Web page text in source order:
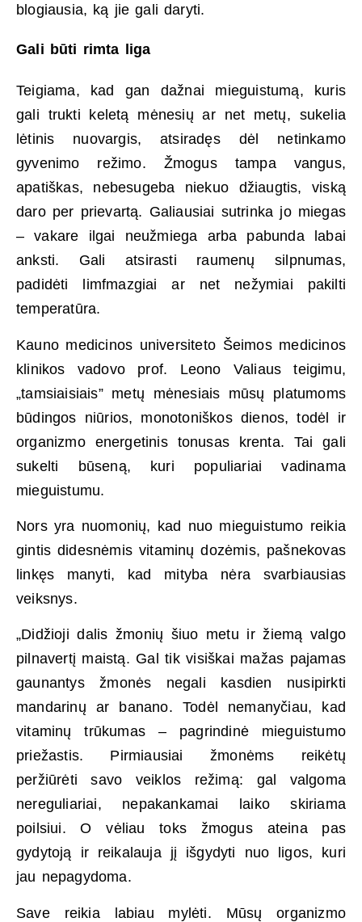
blogiausia, ką jie gali daryti.
Gali būti rimta liga
Teigiama, kad gan dažnai mieguistumą, kuris
gali trukti keletą mėnesių ar net metų, sukelia
lėtinis nuovargis, atsiradęs dėl netinkamo
gyvenimo režimo. Žmogus tampa vangus,
apatiškas, nebesugeba niekuo džiaugtis, viską
daro per prievartą. Galiausiai sutrinka jo miegas
– vakare ilgai neužmiega arba pabunda labai
anksti. Gali atsirasti raumenų silpnumas,
padidėti limfmazgiai ar net nežymiai pakilti
temperatūra.
Kauno medicinos universiteto Šeimos medicinos
klinikos vadovo prof. Leono Valiaus teigimu,
„tamsiaisiais” metų mėnesiais mūsų platumoms
būdingos niūrios, monotoniškos dienos, todėl ir
organizmo energetinis tonusas krenta. Tai gali
sukelti būseną, kuri populiariai vadinama
mieguistumu.
Nors yra nuomonių, kad nuo mieguistumo reikia
gintis didesnėmis vitaminų dozėmis, pašnekovas
linkęs manyti, kad mityba nėra svarbiausias
veiksnys.
„Didžioji dalis žmonių šiuo metu ir žiemą valgo
pilnavertį maistą. Gal tik visiškai mažas pajamas
gaunantys žmonės negali kasdien nusipirkti
mandarinų ar banano. Todėl nemanyčiau, kad
vitaminų trūkumas – pagrindinė mieguistumo
priežastis. Pirmiausiai žmonėms reikėtų
peržiūrėti savo veiklos režimą: gal valgoma
nereguliariai, nepakankamai laiko skiriama
poilsiui. O vėliau toks žmogus ateina pas
gydytoją ir reikalauja jį išgydyti nuo ligos, kuri
jau nepagydoma.
Save reikia labiau mylėti. Mūsų organizmo